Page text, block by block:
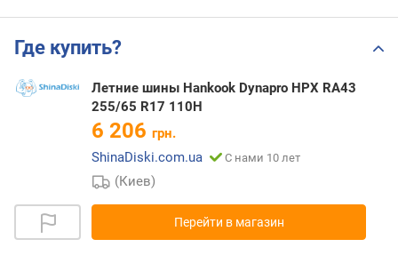
Где купить?
Летние шины Hankook Dynapro HPX RA43
255/65 R17 110H
6 206 грн.
ShinaDiski.com.ua
С нами 10 лет
(Киев)
Перейти в магазин